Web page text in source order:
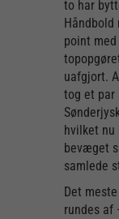
to har
Håndbold
point med
uafgjort.
tog et par
hvilket nu
bevæget
samlede
Det
rundes af